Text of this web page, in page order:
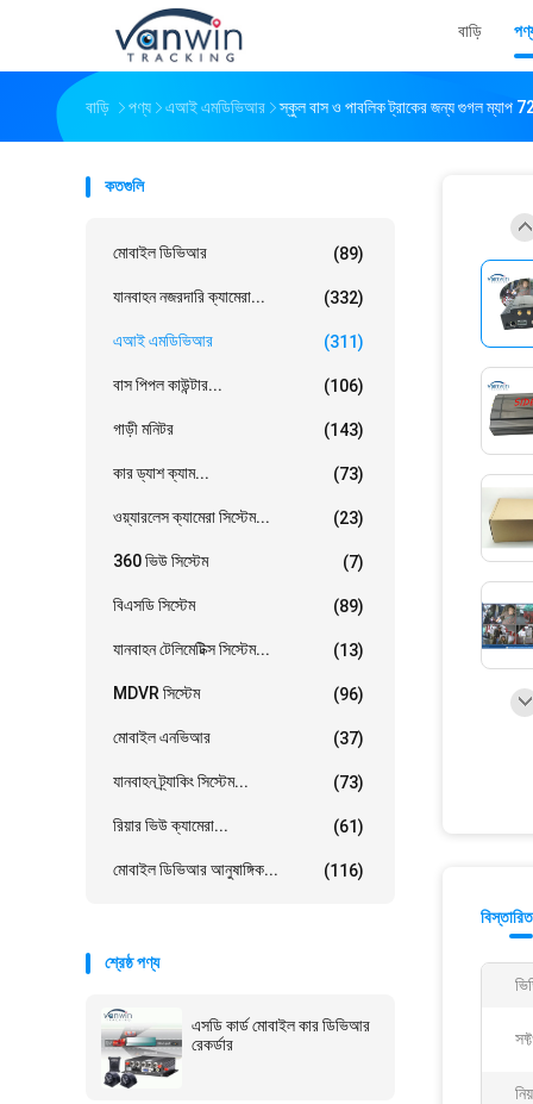
বাড়ি
বাড়ি পণ্য এআই এমডিভিআর স্কুল বাস ও পাবলিক ট্রাকের জন্য গুগল ম্যাপ
কতগুলি
মোবাইল ডিভিআর (89)
যানবাহন নজরদারি ক্যামেরা... (332)
এআই এমডিভিআর (311)
বাস পিপল কাউন্টার... (106)
গাড়ী মনিটর (143)
কার ড্যাশ ক্যাম... (73)
ওয়্যারলেস ক্যামেরা সিস্টেম... (23)
360 ভিউ সিস্টেম (7)
বিএসডি সিস্টেম (89)
যানবাহন টেলিমেটিক্স সিস্টেম... (13)
MDVR সিস্টেম (96)
মোবাইল এনভিআর (37)
যানবাহন ট্র্যাকিং সিস্টেম... (73)
রিয়ার ভিউ ক্যামেরা... (61)
মোবাইল ডিভিআর আনুষাঙ্গিক... (116)
শ্রেষ্ঠ পণ্য
এসডি কার্ড মোবাইল কার ডিভিআর
রেকর্ডার